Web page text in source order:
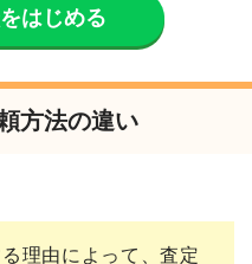
はじめる
方法の違い
理由によって、査定